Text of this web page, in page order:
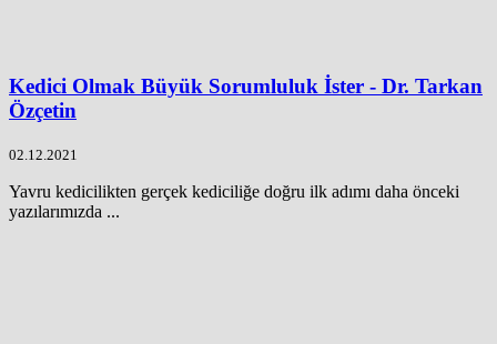
Kedici Olmak Büyük Sorumluluk İster - Dr. Tarkan
Özçetin
02.12.2021
Yavru kedicilikten gerçek kediciliğe doğru ilk adımı daha önceki
yazılarımızda ...